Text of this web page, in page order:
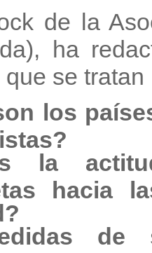
de la
ha
se
los
la
hacia
de